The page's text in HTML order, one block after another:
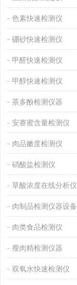
色素快速检测仪
硼砂快速检测仪
甲醛快速检测仪
甲醇快速检测仪
茶多酚检测仪器
安赛蜜含量检测仪
肉品嫩度检测仪
硝酸盐检测仪
草酸浓度在线分析仪
肉制品检测仪器设备
肉类食品检测仪
瘦肉精检测仪器
双氧水快速检测仪